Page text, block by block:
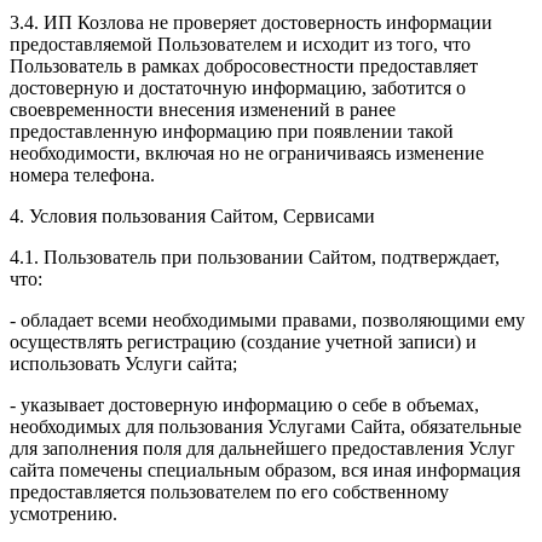
3.4. ИП Козлова не проверяет достоверность информации
предоставляемой Пользователем и исходит из того, что
Пользователь в рамках добросовестности предоставляет
достоверную и достаточную информацию, заботится о
своевременности внесения изменений в ранее
предоставленную информацию при появлении такой
необходимости, включая но не ограничиваясь изменение
номера телефона.
4. Условия пользования Сайтом, Сервисами
4.1. Пользователь при пользовании Сайтом, подтверждает,
что:
- обладает всеми необходимыми правами, позволяющими ему
осуществлять регистрацию (создание учетной записи) и
использовать Услуги сайта;
- указывает достоверную информацию о себе в объемах,
необходимых для пользования Услугами Сайта, обязательные
для заполнения поля для дальнейшего предоставления Услуг
сайта помечены специальным образом, вся иная информация
предоставляется пользователем по его собственному
усмотрению.